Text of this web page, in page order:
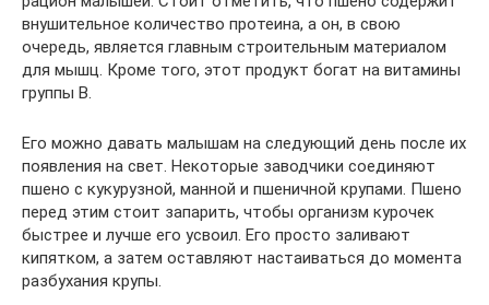
внушительное количество протеина, а он, в свою
очередь, является главным строительным материалом
для мышц. Кроме того, этот продукт богат на витамины
группы В.
Его можно давать малышам на следующий день после их
появления на свет. Некоторые заводчики соединяют
пшено с кукурузной, манной и пшеничной крупами. Пшено
перед этим стоит запарить, чтобы организм курочек
быстрее и лучше его усвоил. Его просто заливают
кипятком, а затем оставляют настаиваться до момента
разбухания крупы.